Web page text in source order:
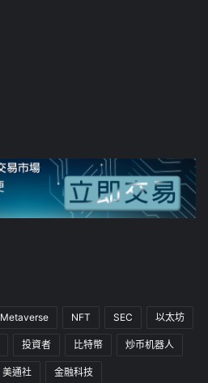
Metaverse NFT SEC 以太坊
投資者 比特幣 炒币机器人
美通社 金融科技